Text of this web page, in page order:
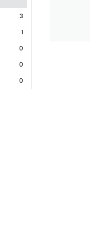
3
1
0
0
0